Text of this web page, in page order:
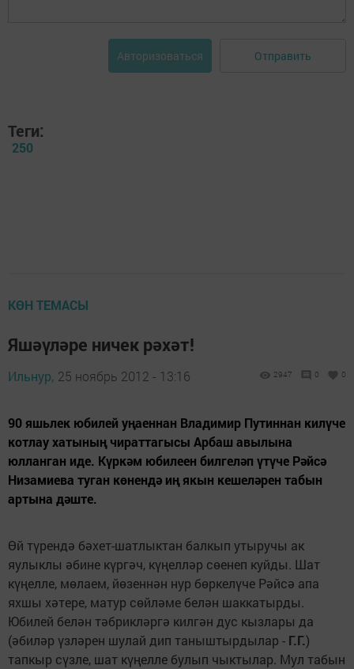
Авторизоваться Отправить
Теги:
250
КӨН ТЕМАСЫ
Яшәүләре ничек рәхәт!
Ильнур, 25 ноябрь 2012 - 13:16 2947 0 0
90 яшьлек юбилей уңаеннан Владимир Путиннан килүче
котлау хатының чираттагысы Арбаш авылына
юлланган иде. Күркәм юбилеен билгеләп үтүче Рәйсә
Низамиева туган көнендә иң якын кешеләрен табын
артына дәште.
Өй түрендә бәхет-шатлыктан балкып утыручы ак
яулыклы әбине күргәч, күңелләр сөенеп куйды. Шат
күңелле, мөлаем, йөзеннән нур бөркелүче Рәйсә апа
яхшы хәтере, матур сөйләме белән шаккатырды.
Юбилей белән тәбрикләргә килгән дус кызлары да
(әбиләр үзләрен шулай дип таныштырдылар - Г.Г.)
тапкыр сүзле, шат күңелле булып чыктылар. Мул табын